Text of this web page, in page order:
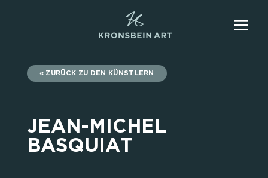
ZURÜCK ZU DEN KÜNSTLERN
JEAN-MICHEL
BASQUIAT